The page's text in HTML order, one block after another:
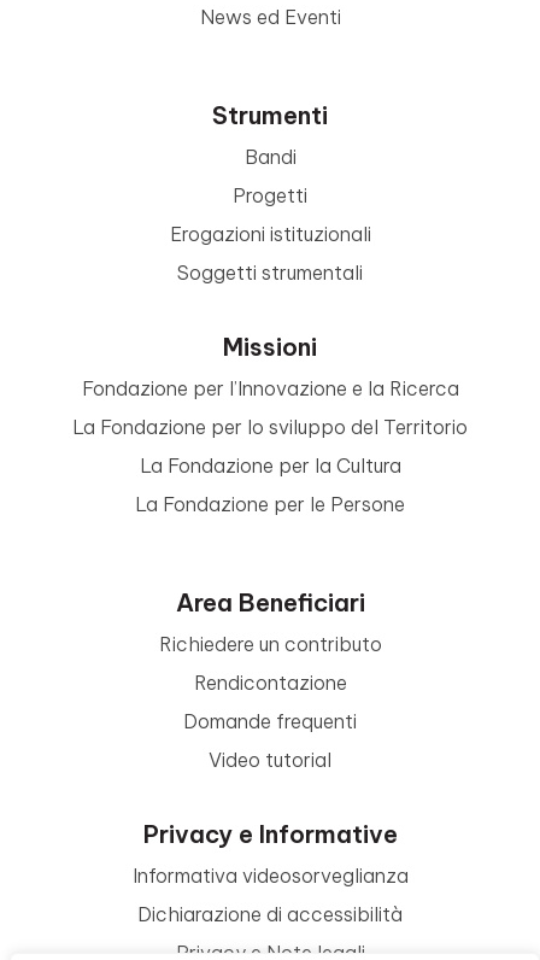
News ed Eventi
Strumenti
Bandi
Progetti
Erogazioni istituzionali
Soggetti strumentali
Missioni
Fondazione per l’Innovazione e la Ricerca
La Fondazione per lo sviluppo del Territorio
La Fondazione per la Cultura
La Fondazione per le Persone
Area Beneficiari
Richiedere un contributo
Rendicontazione
Domande frequenti
Video tutorial
Privacy e Informative
Informativa videosorveglianza
Dichiarazione di accessibilità
Privacy e Note legali